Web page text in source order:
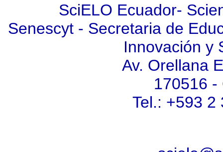
SciELO Ecuador-
Senescyt - Secretaria de
Innovación y
Av. Orellana
170516 -
Tel.: +593 2